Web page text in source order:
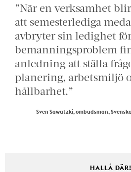
”När en verksamhet
att semesterlediga
avbryter sin ledighet
bemanningsproblem
anledning att ställa
planering, arbetsmiljö
hållbarhet.”
Sven Sawatzki, ombudsman,
HALLÅ DÄR!